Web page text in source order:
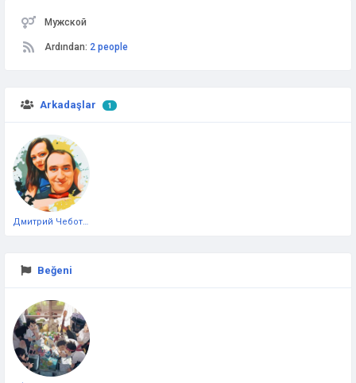
Мужской
Ardından: 2 people
Arkadaşlar 1
Beğeni